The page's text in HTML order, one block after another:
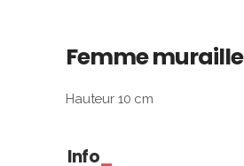
Femme muraille
Hauteur 10 cm
Info